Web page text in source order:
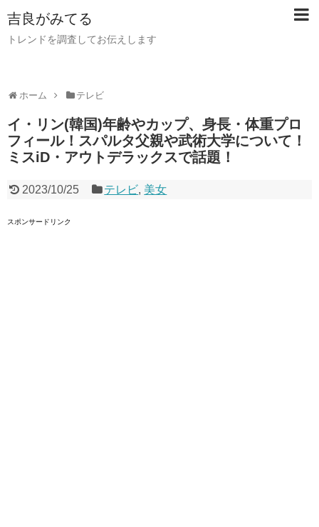
吉良がみてる
トレンドを調査してお伝えします
ホーム テレビ
イ・リン(韓国)年齢やカップ、身長・体重プロ
フィール！スパルタ父親や武術大学について！
ミスiD・アウトデラックスで話題！
2023/10/25 テレビ, 美女
スポンサードリンク